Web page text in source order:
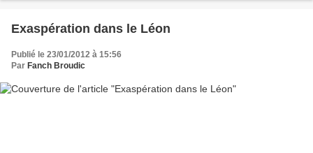
Exaspération dans le Léon
Publié le 23/01/2012 à 15:56
Par Fanch Broudic